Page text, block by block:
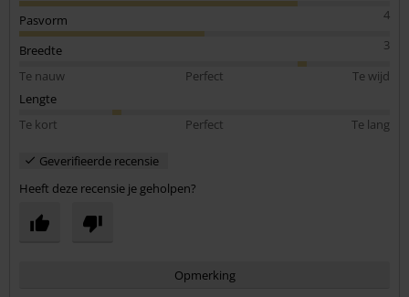
4
Pasvorm
3
Breedte
Te nauw
Perfect
Te wijd
Lengte
Te kort
Perfect Te lang
Geverifieerde recensie
Heeft deze recensie je geholpen?
Opmerking